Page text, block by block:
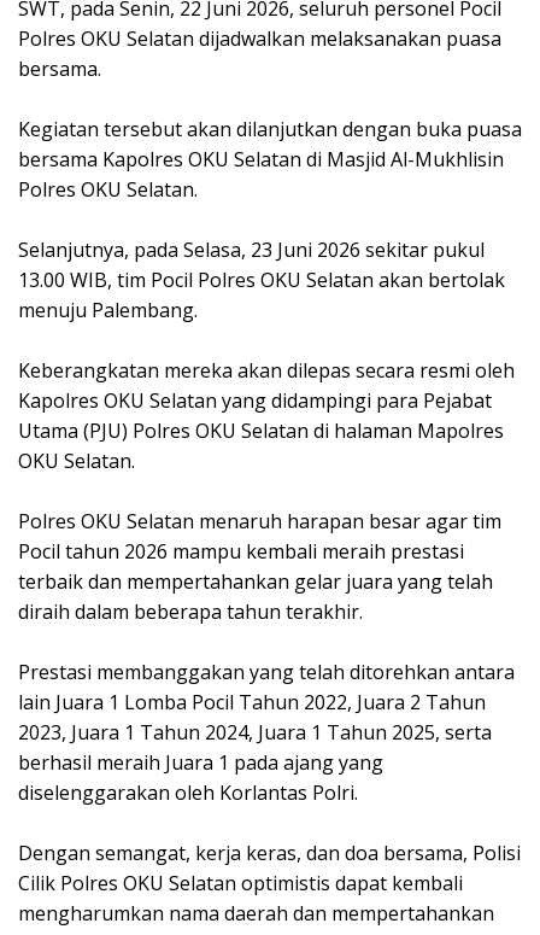
SWT, pada Senin, 22 Juni 2026, seluruh personel Pocil
Polres OKU Selatan dijadwalkan melaksanakan puasa
bersama.
Kegiatan tersebut akan dilanjutkan dengan buka puasa
bersama Kapolres OKU Selatan di Masjid Al-Mukhlisin
Polres OKU Selatan.
Selanjutnya, pada Selasa, 23 Juni 2026 sekitar pukul
13.00 WIB, tim Pocil Polres OKU Selatan akan bertolak
menuju Palembang.
Keberangkatan mereka akan dilepas secara resmi oleh
Kapolres OKU Selatan yang didampingi para Pejabat
Utama (PJU) Polres OKU Selatan di halaman Mapolres
OKU Selatan.
Polres OKU Selatan menaruh harapan besar agar tim
Pocil tahun 2026 mampu kembali meraih prestasi
terbaik dan mempertahankan gelar juara yang telah
diraih dalam beberapa tahun terakhir.
Prestasi membanggakan yang telah ditorehkan antara
lain Juara 1 Lomba Pocil Tahun 2022, Juara 2 Tahun
2023, Juara 1 Tahun 2024, Juara 1 Tahun 2025, serta
berhasil meraih Juara 1 pada ajang yang
diselenggarakan oleh Korlantas Polri.
Dengan semangat, kerja keras, dan doa bersama, Polisi
Cilik Polres OKU Selatan optimistis dapat kembali
mengharumkan nama daerah dan mempertahankan